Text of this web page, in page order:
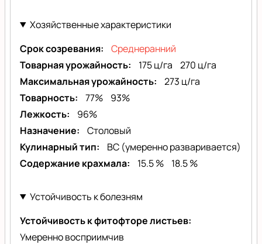
Хозяйственные характеристики
Срок созревания
Среднеранний
Товарная урожайность
175 ц/га
270 ц/га
Максимальная урожайность
273 ц/га
Товарность
77%
93%
Лежкость
96%
Назначение
Столовый
Кулинарный тип
BC (умеренно разваривается)
Содержание крахмала
15.5 % 18.5 %
Устойчивость к болезням
Устойчивость к фитофторе листьев
Умеренно восприимчив